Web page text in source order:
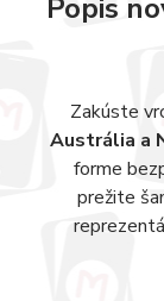
Popis
Zakúste
Austrália a
forme
prežite